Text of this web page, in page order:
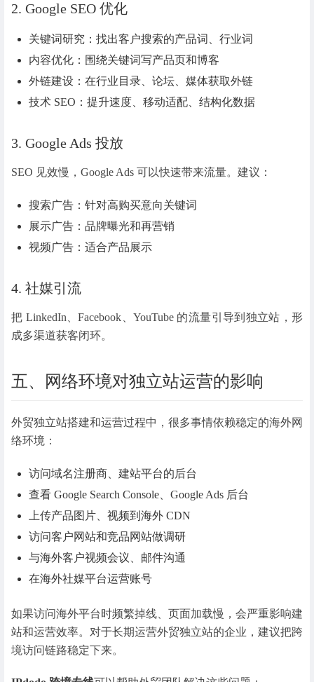
2. Google SEO 优化
关键词研究：找出客户搜索的产品词、行业词
内容优化：围绕关键词写产品页和博客
外链建设：在行业目录、论坛、媒体获取外链
技术 SEO：提升速度、移动适配、结构化数据
3. Google Ads 投放
SEO 见效慢，Google Ads 可以快速带来流量。建议：
搜索广告：针对高购买意向关键词
展示广告：品牌曝光和再营销
视频广告：适合产品展示
4. 社媒引流
把 LinkedIn、Facebook、YouTube 的流量引导到独立站，形
成多渠道获客闭环。
五、网络环境对独立站运营的影响
外贸独立站搭建和运营过程中，很多事情依赖稳定的海外网
络环境：
访问域名注册商、建站平台的后台
查看 Google Search Console、Google Ads 后台
上传产品图片、视频到海外 CDN
访问客户网站和竞品网站做调研
与海外客户视频会议、邮件沟通
在海外社媒平台运营账号
如果访问海外平台时频繁掉线、页面加载慢，会严重影响建
站和运营效率。对于长期运营外贸独立站的企业，建议把跨
境访问链路稳定下来。